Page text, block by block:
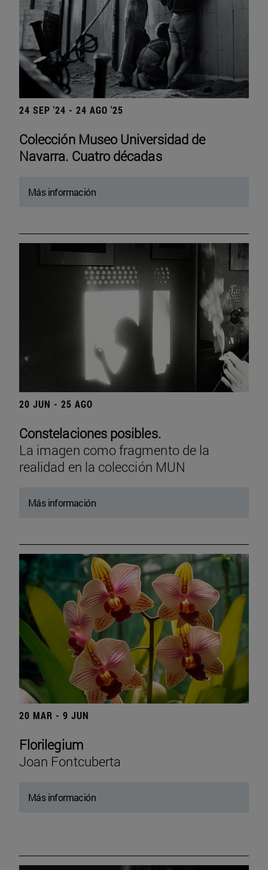
24 SEP '24 - 24 AGO '25
Colección Museo Universidad de
Navarra. Cuatro décadas
Más información
20 JUN - 25 AGO
Constelaciones posibles.
La imagen como fragmento de la
realidad en la colección MUN
Más información
20 MAR - 9 JUN
Florilegium
Joan Fontcuberta
Más información